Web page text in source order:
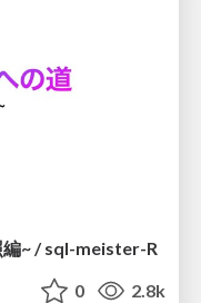
~ / sql-meister-R
0 2.8k